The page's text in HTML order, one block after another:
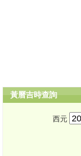
黃曆吉時查詢
西元